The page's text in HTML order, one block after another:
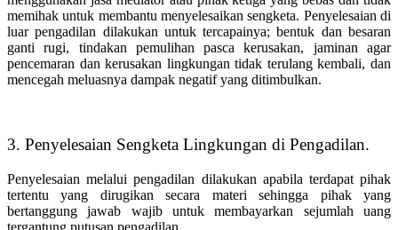
memihak untuk membantu menyelesaikan sengketa. Penyelesaian di
luar pengadilan dilakukan untuk tercapainya; bentuk dan besaran
ganti rugi, tindakan pemulihan pasca kerusakan, jaminan agar
pencemaran dan kerusakan lingkungan tidak terulang kembali, dan
mencegah meluasnya dampak negatif yang ditimbulkan.
3. Penyelesaian Sengketa Lingkungan di Pengadilan.
Penyelesaian melalui pengadilan dilakukan apabila terdapat pihak
tertentu yang dirugikan secara materi sehingga pihak yang
bertanggung jawab wajib untuk membayarkan sejumlah uang
tergantung putusan pengadilan.